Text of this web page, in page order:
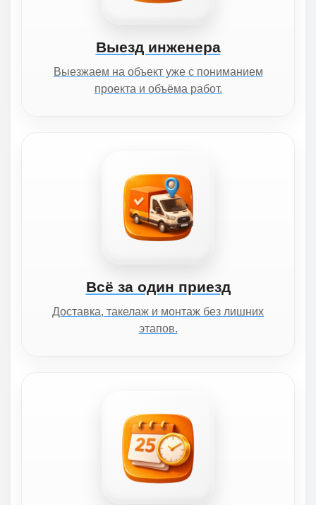
Выезд инженера
Выезжаем на объект уже с пониманием
проекта и объёма работ.
Всё за один приезд
Доставка, такелаж и монтаж без лишних
этапов.